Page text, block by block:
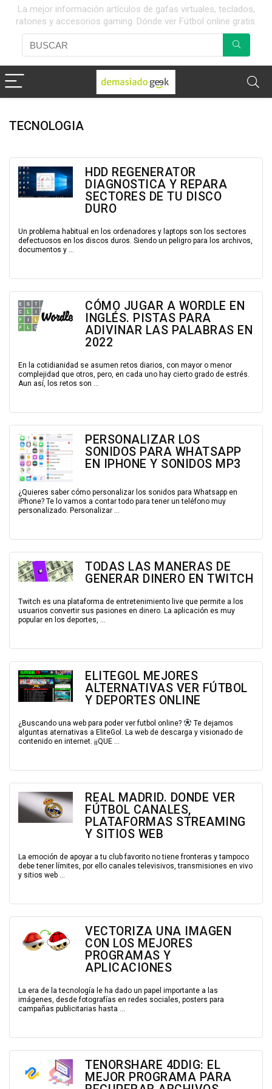
La mejor información artículos de gafas virtuales, teclados,
ratones y accesorios gaming. Dónde ver Fútbol online gratis.
TECNOLOGIA
HDD REGENERATOR
DIAGNOSTICA Y REPARA
SECTORES DE TU DISCO
DURO
Un problema habitual en los ordenadores y laptops son los sectores
defectuosos en los discos duros. Siendo un peligro para los archivos,
documentos y ...
CÓMO JUGAR A WORDLE EN
INGLÉS. PISTAS PARA
ADIVINAR LAS PALABRAS EN
2022
En la cotidianidad se asumen retos diarios, con mayor o menor
complejidad que otros, pero, en cada uno hay cierto grado de estrés.
Aun así, los retos son ...
PERSONALIZAR LOS
SONIDOS PARA WHATSAPP
EN IPHONE Y SONIDOS MP3
¿Quieres saber cómo personalizar los sonidos para Whatsapp en
iPhone? Te lo vamos a contar todo para tener un teléfono muy
personalizado. Personalizar ...
TODAS LAS MANERAS DE
GENERAR DINERO EN TWITCH
Twitch es una plataforma de entretenimiento live que permite a los
usuarios convertir sus pasiones en dinero. La aplicación es muy
popular en los deportes, ...
ELITEGOL MEJORES
ALTERNATIVAS VER FÚTBOL
Y DEPORTES ONLINE
¿Buscando una web para poder ver futbol online?
Te dejamos
alguntas aternativas a EliteGol. La web de descarga y visionado de
contenido en internet. ¡¡QUE ...
REAL MADRID. DONDE VER
FÚTBOL CANALES,
PLATAFORMAS STREAMING
Y SITIOS WEB
La emoción de apoyar a tu club favorito no tiene fronteras y tampoco
debe tener límites, por ello canales televisivos, transmisiones en vivo
y sitios web ...
VECTORIZA UNA IMAGEN
CON LOS MEJORES
PROGRAMAS Y
APLICACIONES
La era de la tecnología le ha dado un papel importante a las
imágenes, desde fotografías en redes sociales, posters para
campañas publicitarias hasta ...
TENORSHARE 4DDIG: EL
MEJOR PROGRAMA PARA